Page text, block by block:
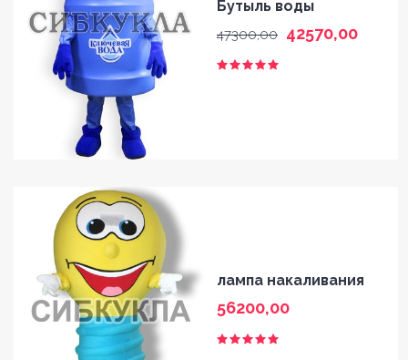
Бутыль воды
47300,00 42570,00
лампа накаливания
56200,00